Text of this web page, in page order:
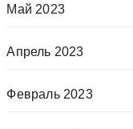
Май 2023
Апрель 2023
Февраль 2023